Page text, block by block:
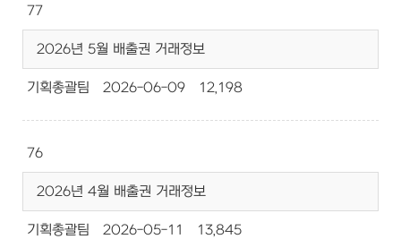
77
2026년 5월 배출권 거래정보
기획총괄팀 2026-06-09 12,198
76
2026년 4월 배출권 거래정보
기획총괄팀 2026-05-11 13,845